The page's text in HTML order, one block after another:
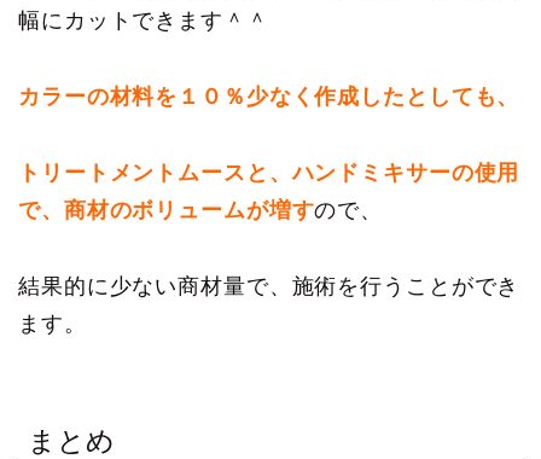
幅にカットできます＾＾
カラーの材料を１０％少なく作成したとしても、
トリートメントムースと、ハンドミキサーの使用
で、商材のボリュームが増すので、
結果的に少ない商材量で、施術を行うことができ
ます。
まとめ